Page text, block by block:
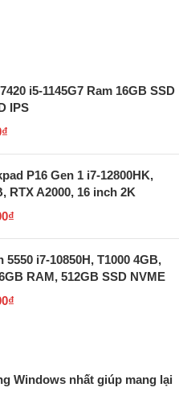
i5-1145G7 Ram 16GB SSD
IPS
₫
P16 Gen 1 i7-12800HK,
RTX A2000, 16 inch 2K
₫
i7-10850H, T1000 4GB,
RAM, 512GB SSD NVME
₫
Windows nhất giúp mang lại